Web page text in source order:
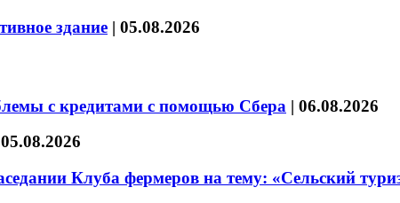
здание | 05.08.2026
с кредитами с помощью Сбера | 06.08.2026
05.08.2026
Клуба фермеров на тему: «Сельский